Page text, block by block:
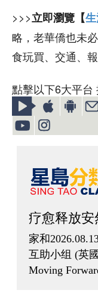
>>>立即瀏覽【
略，老華僑也未
食玩買、交通、
點擊以下6大平台